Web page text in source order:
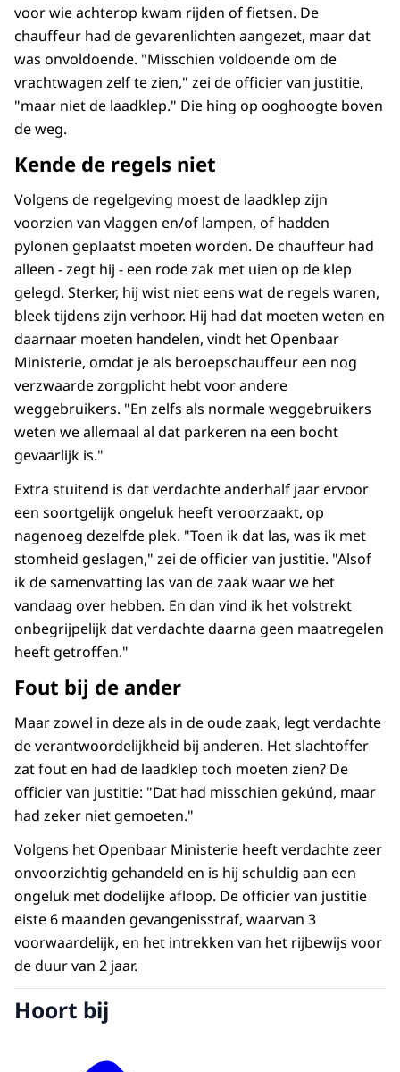
voor wie achterop kwam rijden of fietsen. De
chauffeur had de gevarenlichten aangezet, maar dat
was onvoldoende. "Misschien voldoende om de
vrachtwagen zelf te zien," zei de officier van justitie,
"maar niet de laadklep." Die hing op ooghoogte boven
de weg.
Kende de regels niet
Volgens de regelgeving moest de laadklep zijn
voorzien van vlaggen en/of lampen, of hadden
pylonen geplaatst moeten worden. De chauffeur had
alleen - zegt hij - een rode zak met uien op de klep
gelegd. Sterker, hij wist niet eens wat de regels waren,
bleek tijdens zijn verhoor. Hij had dat moeten weten en
daarnaar moeten handelen, vindt het Openbaar
Ministerie, omdat je als beroepschauffeur een nog
verzwaarde zorgplicht hebt voor andere
weggebruikers. "En zelfs als normale weggebruikers
weten we allemaal al dat parkeren na een bocht
gevaarlijk is."
Extra stuitend is dat verdachte anderhalf jaar ervoor
een soortgelijk ongeluk heeft veroorzaakt, op
nagenoeg dezelfde plek. "Toen ik dat las, was ik met
stomheid geslagen," zei de officier van justitie. "Alsof
ik de samenvatting las van de zaak waar we het
vandaag over hebben. En dan vind ik het volstrekt
onbegrijpelijk dat verdachte daarna geen maatregelen
heeft getroffen."
Fout bij de ander
Maar zowel in deze als in de oude zaak, legt verdachte
de verantwoordelijkheid bij anderen. Het slachtoffer
zat fout en had de laadklep toch moeten zien? De
officier van justitie: "Dat had misschien gekúnd, maar
had zeker niet gemoeten."
Volgens het Openbaar Ministerie heeft verdachte zeer
onvoorzichtig gehandeld en is hij schuldig aan een
ongeluk met dodelijke afloop. De officier van justitie
eiste 6 maanden gevangenisstraf, waarvan 3
voorwaardelijk, en het intrekken van het rijbewijs voor
de duur van 2 jaar.
Hoort bij